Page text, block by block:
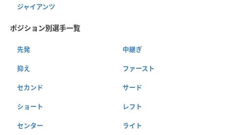
ジャイアンツ
ポジション別選手一覧
先発 中継ぎ
抑え ファースト
セカンド サード
ショート レフト
センター ライト